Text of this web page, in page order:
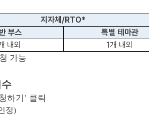
지자체/RTO*
부스
특별 테마관
내외 1개 내외
가능
하기’ 클릭
정)